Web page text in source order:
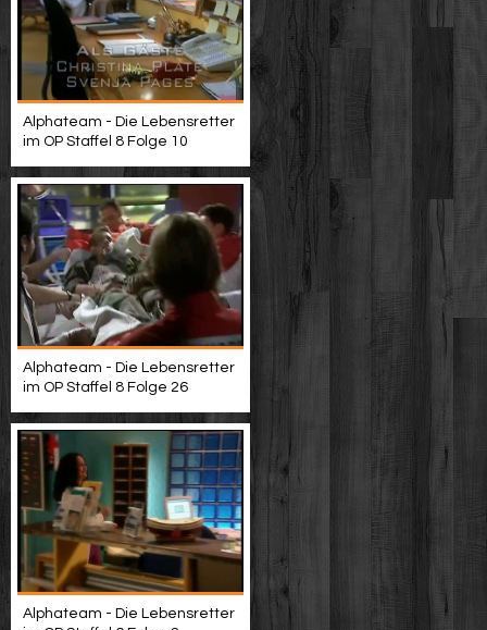
Alphateam - Die Lebensretter
im OP Staffel 8 Folge 10
Alphateam - Die Lebensretter
im OP Staffel 8 Folge 26
Alphateam - Die Lebensretter